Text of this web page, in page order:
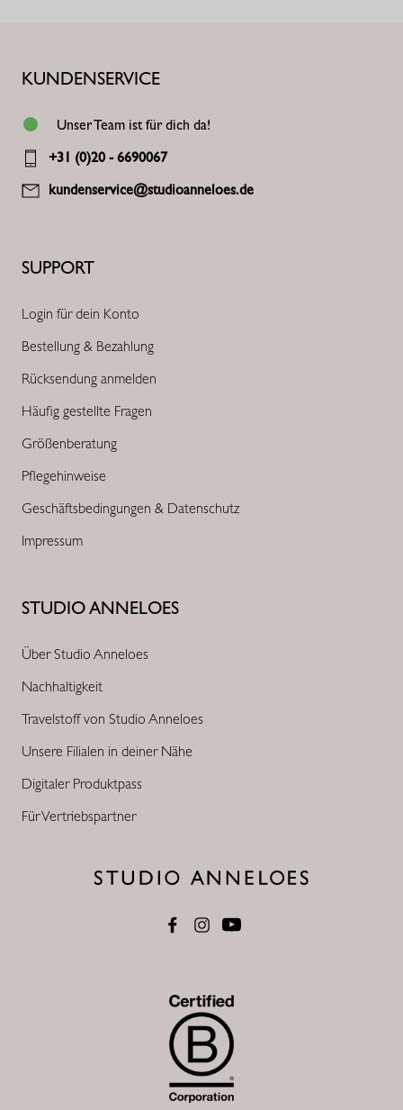
STUDIO ANNELOES
Über Studio Anneloes
Nachhaltigkeit
Travelstoff von Studio Anneloes
Unsere Filialen in deiner Nähe
Digitaler Produktpass
Für Vertriebspartner
SUPPORT
Login für dein Konto
Bestellung & Bezahlung
Rücksendung anmelden
Häufig gestellte Fragen
Größenberatung
Pflegehinweise
Geschäftsbedingungen & Datenschutz
Impressum
KUNDENSERVICE
Unser Team ist für dich da!
+31 (0)20 - 6690067
kundenservice@studioanneloes.de